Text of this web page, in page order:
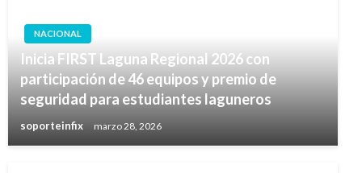
NACIONAL
Inicia FIRST Laguna Regional 2026 con
participación de 46 equipos y premio de
seguridad para estudiantes laguneros
soporteinfix marzo 28, 2026